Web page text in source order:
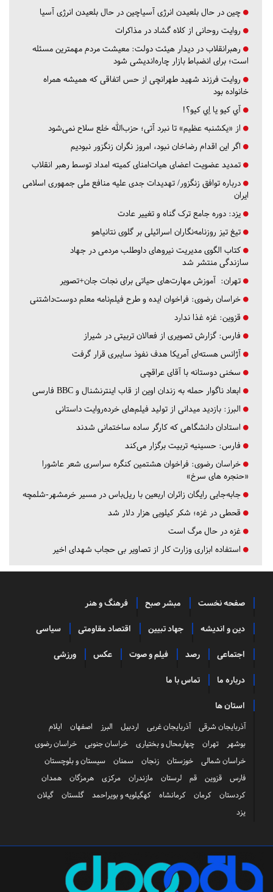
چین در حال بلعیدن انرژی آسیاچین در حال بلعیدن انرژی آسیا
روایت روحانی از کلاه گشاد در مذاکرات
رهبرانقلاب در دیدار هیئت دولت: معیشت مردم مهمترین مسئله
است؛ برای انضباط بازار چاره‌اندیشی شود
روایت فرزند شهید طهرانچی از حس اتفاقی که همیشه همراه
خانواده بود
آي كيو يا اِي كيو؟!
از «یکشنبه عظیم» تا نبرد آتی؛ حزب‌الله خلع سلاح نمی‌شود
اگر این اقدام رضاخان نبود، امروز نگران زنگزور نبودیم
تمدید عضویت اعضای هیات‌امنای کمیته امداد توسط رهبر انقلاب
درباره توافق زنگزور/ تهدیدات جدی علیه منافع ملی جمهوری اسلامی
ایران
یزد: دوره جامع ترک گناه و تغییر عادت
تیغ تیز روزنامه‌نگاران اسرائیلی بر گلوی نتانیاهو
کتاب الگوی مدیریت نیروهای داوطلب مردمی در جهاد
سازندگی منتشر شد
تهران: آموزش مهارت‌های حیاتی برای نجات جان+تصویر
خراسان رضوی: فراخوان ایده و طرح فیلم‌نامه معلم دوست‌داشتنی
قزوین: غزه غذا ندارد
فارس: گزارش تصویری از فعالان تربیتی در شیراز
آژانس هسته‌ای آمریکا هدف نفوذ سایبری قرار گرفت
سخنی دوستانه با آقای عراقچی
ابعاد ناگوار حمله به زندان اوین از قاب اینترنشنال و BBC فارسی
البرز: بازدید میدانی از تولید فیلم‌های خرده‌روایت داستانی
استادان دانشگاهی که کارگر ساده ساختمانی شدند
فارس: حسینیه تربیت برگزار می‌کند
خراسان رضوی: فراخوان هشتمین کنگره سراسری شعر عاشورا
«حنجره های سرخ»
جابه‌جایی رایگان زائران اربعین با ریل‌باس در مسیر خرمشهر-شلمچه
قحطی در غزه؛ شکر کیلویی هزار دلار شد
غزه در حال مرگ است
استفاده ابزاری وزارت کار از تصاویر بی حجاب شهدای اخیر
صفحه نخست مبشر صبح فرهنگ و هنر
دین و اندیشه جهاد تبیین اقتصاد مقاومتی سیاسی
اجتماعی رصد فیلم و صوت عکس ورزشی
درباره ما تماس با ما
استان ها
آذربایجان شرقی آذربایجان غربی اردبیل البرز اصفهان
ایلام
بوشهر
تهران چهارمحال و بختیاری خراسان جنوبی
خراسان رضوی
خراسان شمالی
خوزستان زنجان سمنان
سیستان و بلوچستان
فارس
قزوین قم لرستان مازندران مرکزی هرمزگان
همدان
کردستان
کرمان کرمانشاه کهگیلویه و بویراحمد گلستان
گیلان
یزد